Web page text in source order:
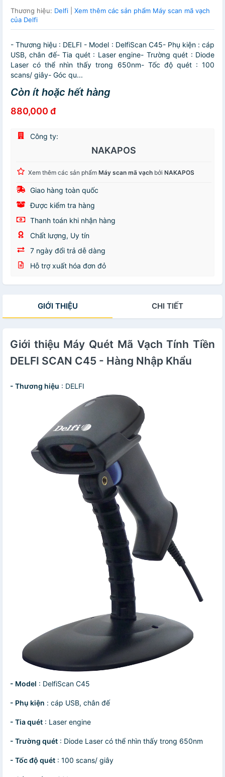
Thương hiệu: Delfi
Xem thêm các sản phẩm Máy scan mã vạch
của Delfi
- Thương hiệu : DELFI - Model : DelfiScan C45- Phụ kiện : cáp
USB, chân đế- Tia quét : Laser engine- Trường quét : Diode
Laser có thể nhìn thấy trong 650nm- Tốc độ quét : 100
scans/ giây- Góc qu...
Còn ít hoặc hết hàng
880,000 đ
Công ty:
NAKAPOS
Xem thêm các sản phẩm Máy scan mã vạch bởi NAKAPOS
Giao hàng toàn quốc
Được kiểm tra hàng
Thanh toán khi nhận hàng
Chất lượng, Uy tín
7 ngày đổi trả dễ dàng
Hỗ trợ xuất hóa đơn đỏ
GIỚI THIỆU CHI TIẾT
Giới thiệu Máy Quét Mã Vạch Tính Tiền
DELFI SCAN C45 - Hàng Nhập Khẩu
- Thương hiệu : DELFI
- Model : DelfiScan C45
- Phụ kiện : cáp USB, chân đế
- Tia quét : Laser engine
- Trường quét : Diode Laser có thể nhìn thấy trong 650nm
- Tốc độ quét : 100 scans/ giây